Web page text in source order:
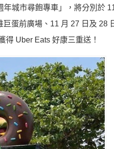
城市尋飽專車」，將分別於
蛋前廣場、11 月 27 日及 28
Uber Eats 好康三重送！